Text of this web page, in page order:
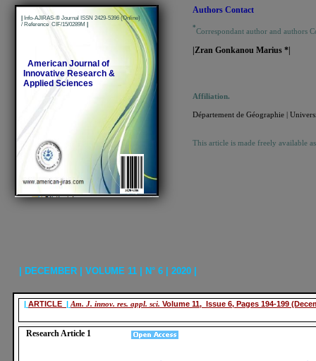
| ARTICLE | Am. J. innov. res. appl. sci. Volume 11, Issue 6, Pages 194-199
Research Article 1
| DECEMBER | VOLUME 11 | N° 6 | 2020 |
| Info-AJIRAS-® Journal ISSN 2429-5396 (Online)
/ Reference CIF/15/0289M |
American Journal of
Innovative Research &
Applied Sciences
Authors Contact
*Correspondant author and authors
|Zran Gonkanou Marius *|
Affiliation.
Département de Géographie |
This article is made freely available